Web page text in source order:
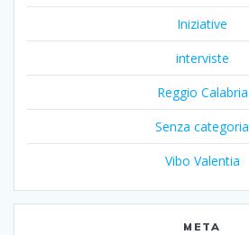
Iniziative
interviste
Reggio Calabria
Senza categoria
Vibo Valentia
META